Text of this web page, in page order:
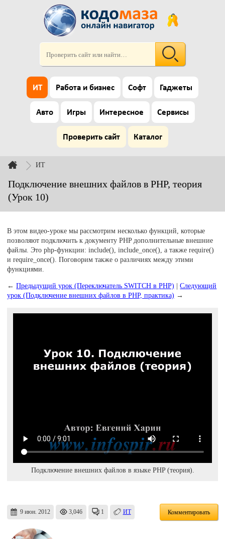
ИТ Работа и бизнес Софт Гаджеты
Авто Игры Интересное Сервисы
Проверить сайт Каталог
ИТ
Подключение внешних файлов в PHP, теория
(Урок 10)
В этом видео-уроке мы рассмотрим несколько функций, которые
позволяют подключить к документу PHP дополнительные внешние
файлы. Это php-функции: include(), include_once(), а также require()
и require_once(). Поговорим также о различиях между этими
функциями.
←Предыдущий урок (Переключатель SWITCH в PHP) |Следующий
урок (Подключение внешних файлов в PHP, практика) →
Подключение внешних файлов в языке PHP (теория).
9 июн. 2012 3,046 1 ИТ Комментировать